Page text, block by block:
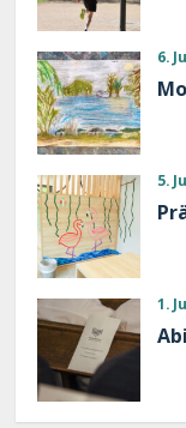
6.
5.
1.